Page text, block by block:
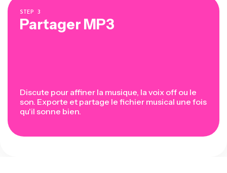
STEP 3
Partager MP3
Discute pour affiner la musique, la voix off ou le
son. Exporte et partage le fichier musical une fois
qu'il sonne bien.